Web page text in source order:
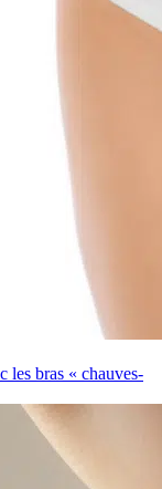
les bras « chauves-